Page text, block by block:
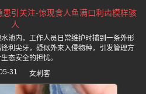
引关注-惊现食人鱼满口利齿模样骇
人
池内，工作人员日常维护时捕到一条外形
利尖牙，疑似外来入侵物种，引发管理方
态安全的担忧。
31
女刺客